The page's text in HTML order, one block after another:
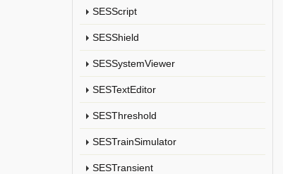
SESScript
SESShield
SESSystemViewer
SESTextEditor
SESThreshold
SESTrainSimulator
SESTransient